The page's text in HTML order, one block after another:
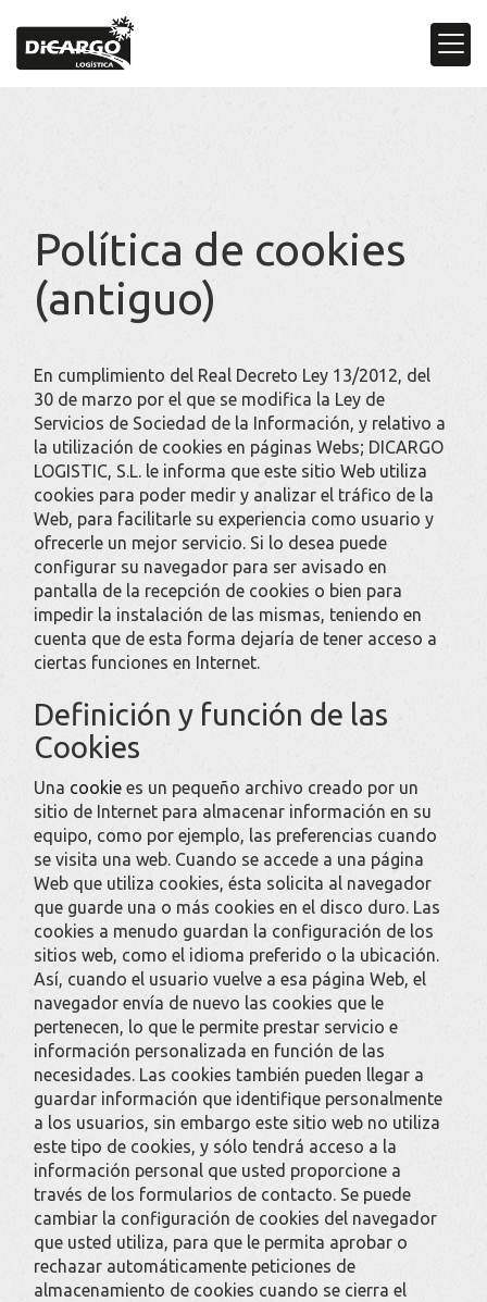
Política de cookies
(antiguo)
En cumplimiento del Real Decreto Ley 13/2012, del
30 de marzo por el que se modifica la Ley de
Servicios de Sociedad de la Información, y relativo a
la utilización de cookies en páginas Webs; DICARGO
LOGISTIC, S.L. le informa que este sitio Web utiliza
cookies para poder medir y analizar el tráfico de la
Web, para facilitarle su experiencia como usuario y
ofrecerle un mejor servicio. Si lo desea puede
configurar su navegador para ser avisado en
pantalla de la recepción de cookies o bien para
impedir la instalación de las mismas, teniendo en
cuenta que de esta forma dejaría de tener acceso a
ciertas funciones en Internet.
Definición y función de las
Cookies
Una cookie es un pequeño archivo creado por un
sitio de Internet para almacenar información en su
equipo, como por ejemplo, las preferencias cuando
se visita una web. Cuando se accede a una página
Web que utiliza cookies, ésta solicita al navegador
que guarde una o más cookies en el disco duro. Las
cookies a menudo guardan la configuración de los
sitios web, como el idioma preferido o la ubicación.
Así, cuando el usuario vuelve a esa página Web, el
navegador envía de nuevo las cookies que le
pertenecen, lo que le permite prestar servicio e
información personalizada en función de las
necesidades. Las cookies también pueden llegar a
guardar información que identifique personalmente
a los usuarios, sin embargo este sitio web no utiliza
este tipo de cookies, y sólo tendrá acceso a la
información personal que usted proporcione a
través de los formularios de contacto. Se puede
cambiar la configuración de cookies del navegador
que usted utiliza, para que le permita aprobar o
rechazar automáticamente peticiones de
almacenamiento de cookies cuando se cierra el